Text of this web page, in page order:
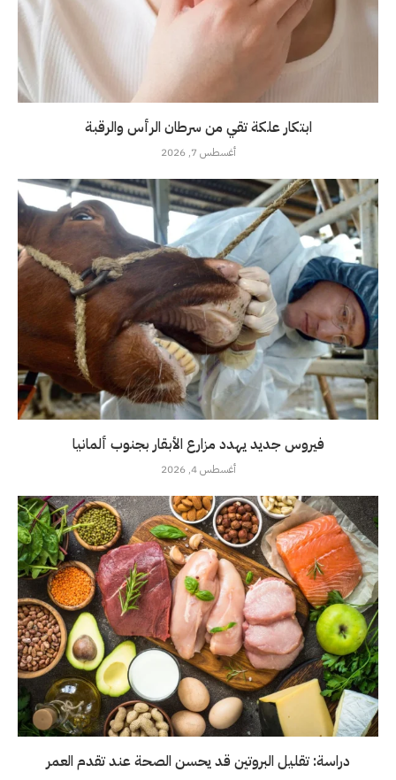
ابتكار علكة تقي من سرطان الرأس والرقبة
أغسطس 7, 2026
فيروس جديد يهدد مزارع الأبقار بجنوب ألمانيا
أغسطس 4, 2026
دراسة: تقليل البروتين قد يحسن الصحة عند تقدم العمر